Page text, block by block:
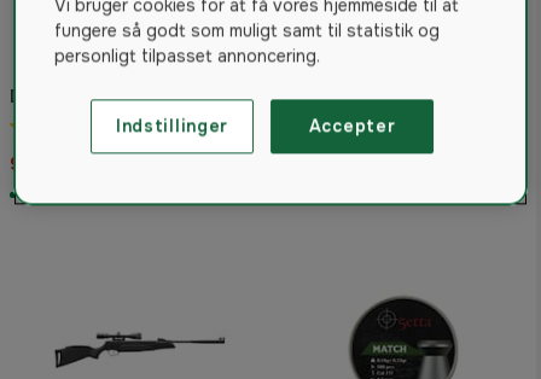
Diabolo Exact 4,5 mm
5.0(2)
99 kr
På lager
Hatsan Luftgevær Striker S
Gul 4,5mm 10J
4.0
Vi bruger cookies for at få vores hjemmeside til at
fungere så godt som muligt samt til statistik og
personligt tilpasset annoncering.
Indstillinger Accepter